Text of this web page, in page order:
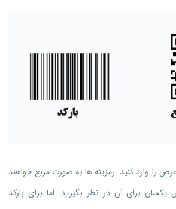
را وارد کنید. رمزینه ها به صورت مربع خواهند
برای آن در نظر بگیرید. اما برای بارکد